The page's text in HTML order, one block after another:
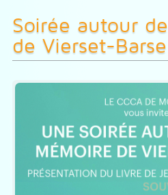
Soirée autour
de Vierset-Barse